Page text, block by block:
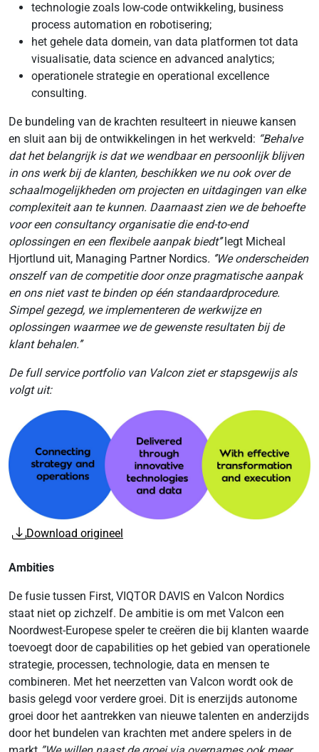
technologie zoals low-code ontwikkeling, business
process automation en robotisering;
het gehele data domein, van data platformen tot data
visualisatie, data science en advanced analytics;
operationele strategie en operational excellence
consulting.
De bundeling van de krachten resulteert in nieuwe kansen
en sluit aan bij de ontwikkelingen in het werkveld: “Behalve
dat het belangrijk is dat we wendbaar en persoonlijk blijven
in ons werk bij de klanten, beschikken we nu ook over de
schaalmogelijkheden om projecten en uitdagingen van elke
complexiteit aan te kunnen. Daarnaast zien we de behoefte
voor een consultancy organisatie die end-to-end
oplossingen en een flexibele aanpak biedt’’legt Micheal
Hjortlund uit, Managing Partner Nordics. ‘’We onderscheiden
onszelf van de competitie door onze pragmatische aanpak
en ons niet vast te binden op één standaardprocedure.
Simpel gezegd, we implementeren de werkwijze en
oplossingen waarmee we de gewenste resultaten bij de
klant behalen.’’
De full service portfolio van Valcon ziet er stapsgewijs als
volgt uit:
Download origineel
Ambities
De fusie tussen First, VIQTOR DAVIS en Valcon Nordics
staat niet op zichzelf. De ambitie is om met Valcon een
Noordwest-Europese speler te creëren die bij klanten waarde
toevoegt door de capabilities op het gebied van operationele
strategie, processen, technologie, data en mensen te
combineren. Met het neerzetten van Valcon wordt ook de
basis gelegd voor verdere groei. Dit is enerzijds autonome
groei door het aantrekken van nieuwe talenten en anderzijds
door het bundelen van krachten met andere spelers in de